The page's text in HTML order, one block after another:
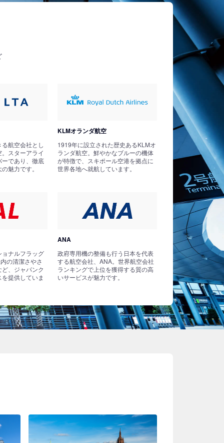
航空会社とし
スターアライ
であり、徹底
魅力です。
KLMオランダ航空
1919年に設立された歴史あるKLMオ
ランダ航空。鮮やかなブルーの機体
が特徴で、スキポール空港を拠点に
世界各地へ就航しています。
ナルフラッグ
の清潔さやさ
、ジャパンク
提供していま
ANA
政府専用機の整備も行う日本を代表
する航空会社、ANA。世界航空会社
ランキングで上位を獲得する質の高
いサービスが魅力です。